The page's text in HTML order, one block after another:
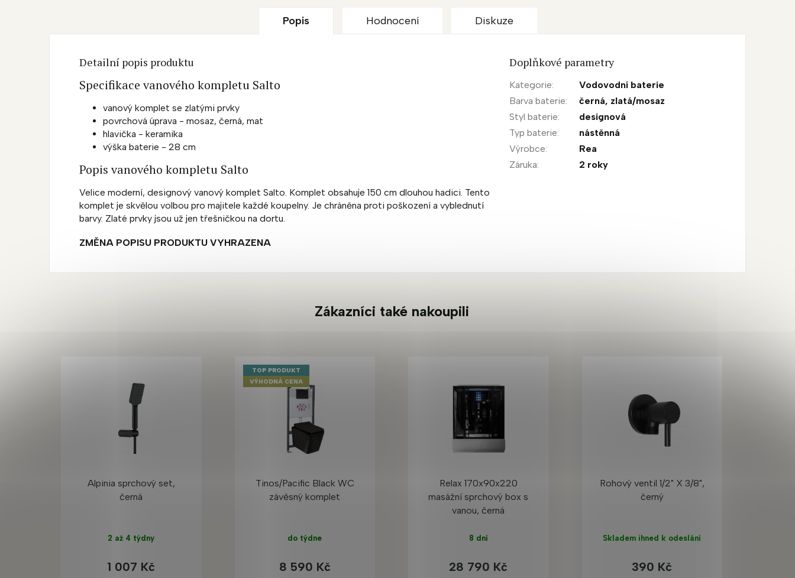
Popis Hodnocení Diskuze
Detailní popis produktu
Specifikace vanového kompletu Salto
vanový komplet se zlatými prvky
povrchová úprava - mosaz, černá, mat
hlavička - keramika
výška baterie - 28 cm
Popis vanového kompletu Salto
Velice moderní, designový vanový komplet Salto. Komplet obsahuje 150 cm dlouhou hadici. Tento
komplet je skvělou volbou pro majitele každé koupelny. Je chráněna proti poškození a vyblednutí
barvy. Zlaté prvky jsou už jen třešničkou na dortu.
ZMĚNA POPISU PRODUKTU VYHRAZENA
Doplňkové parametry
Kategorie:
Vodovodní baterie
Barva baterie: černá, zlatá/mosaz
Styl baterie:
designová
Typ baterie:
nástěnná
Výrobce:
Rea
Záruka: 2 roky
Zákazníci také nakoupili
Alpinia sprchový set,
černá
2 až 4 týdny
1 007 Kč
TOP PRODUKT
VÝHODNÁ CENA
Tinos/Pacific Black WC
závěsný komplet
do týdne
8 590 Kč
Relax 170x90x220
masážní sprchový box s
vanou, černá
8 dní
28 790 Kč
Rohový ventil 1/2" X 3/8",
černý
Skladem ihned k odeslání
390 Kč